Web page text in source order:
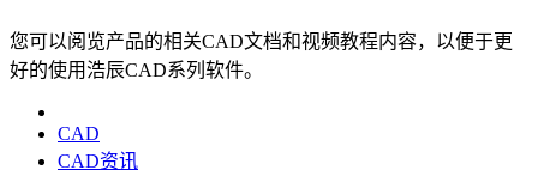
您可以阅览产品的相关CAD文档和视频教程内容，以便于更
好的使用浩辰CAD系列软件。
CAD
CAD资讯